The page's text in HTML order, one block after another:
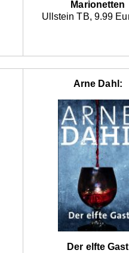
Marionetten
Ullstein TB, 9.99
Arne Dahl:
Der elfte Gast